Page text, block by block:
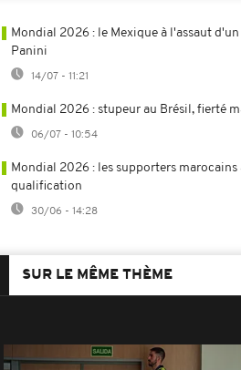
Mondial 2026 : le Mexique à l'assaut
Panini
14/07 - 11:21
Mondial 2026 : stupeur au Brésil, fierté
06/07 - 10:54
Mondial 2026 : les supporters marocains
qualification
30/06 - 14:28
SUR LE MÊME THÈME